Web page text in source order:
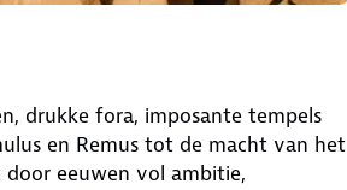
drukke fora, imposante tempels
en Remus tot de macht van het
door eeuwen vol ambitie,